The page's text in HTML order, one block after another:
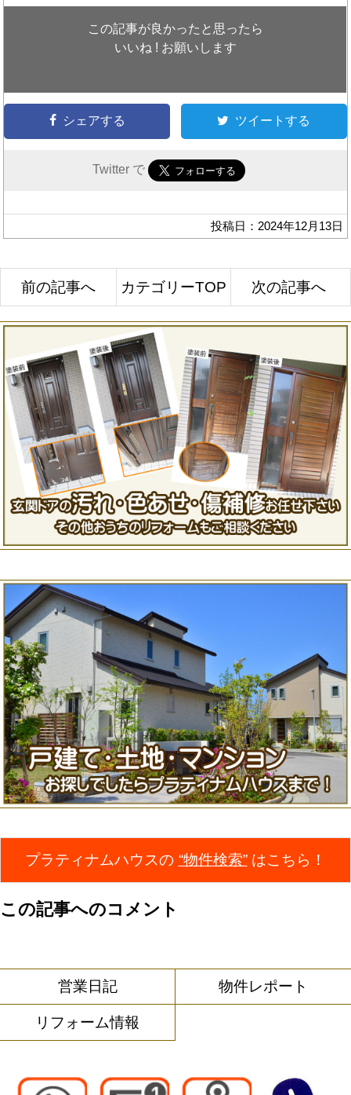
この記事が良かったと思ったら
いいね ! お願いします
シェアする ツイートする
Twitter で
投稿日：2024年12月13日
前の記事へ カテゴリーTOP 次の記事へ
プラティナムハウスの “物件検索” はこちら！
この記事へのコメント
営業日記 物件レポート
リフォーム情報